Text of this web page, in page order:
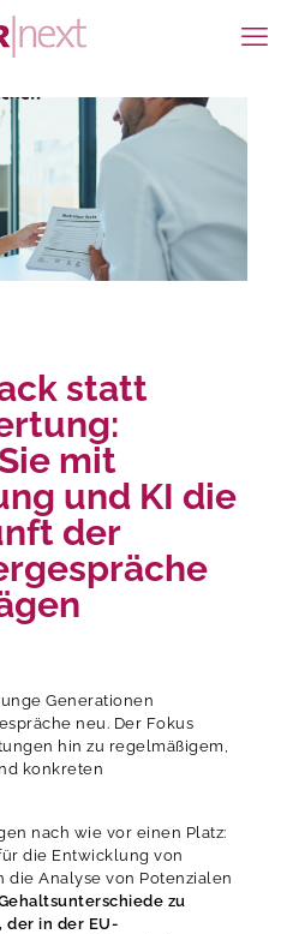
statt
mit
und KI die
der
Generationen
neu. Der Fokus
hin zu regelmäßigem,
konkreten
nach wie vor einen Platz:
die Entwicklung von
Analyse von Potenzialen
zu
in der EU-